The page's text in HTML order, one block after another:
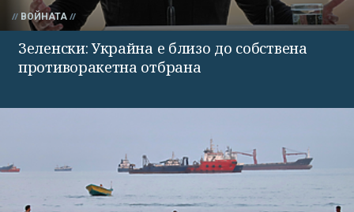
ВОЙНАТА
Зеленски: Украйна е близо до собствена
противоракетна отбрана